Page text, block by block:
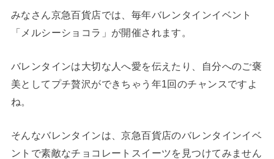
みなさん京急百貨店では、毎年バレンタインイベント
「メルシーショコラ」が開催されます。
バレンタインは大切な人へ愛を伝えたり、自分へのご褒
美としてプチ贅沢ができちゃう年1回のチャンスですよ
ね。
そんなバレンタインは、京急百貨店のバレンタインイベ
ントで素敵なチョコレートスイーツを見つけてみません